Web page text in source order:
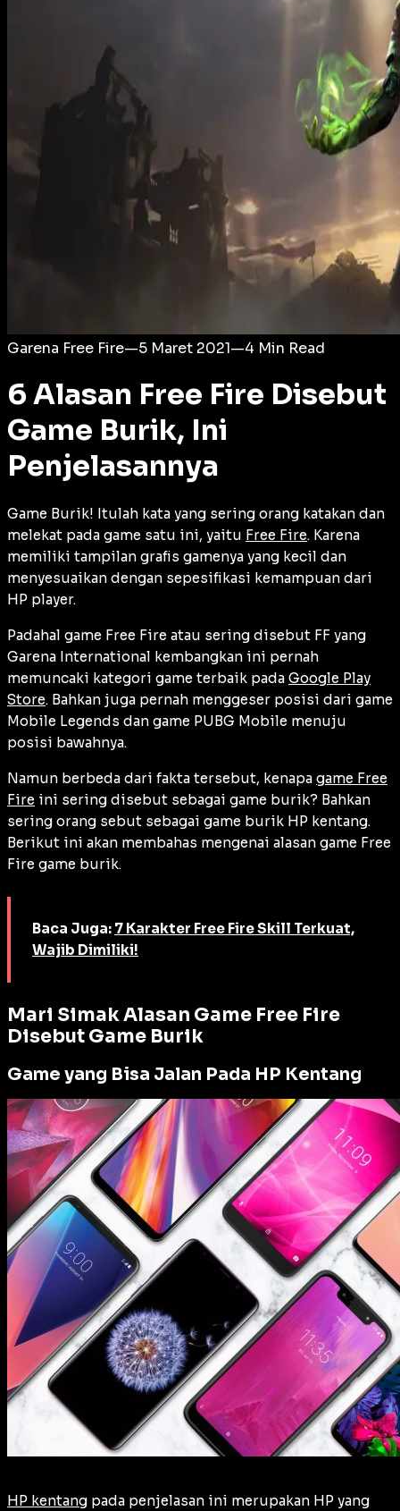
Garena Free Fire—5 Maret 2021—4 Min Read
6 Alasan Free Fire Disebut
Game Burik, Ini
Penjelasannya
Game Burik! Itulah kata yang sering orang katakan dan
melekat pada game satu ini, yaitu Free Fire. Karena
memiliki tampilan grafis gamenya yang kecil dan
menyesuaikan dengan sepesifikasi kemampuan dari
HP player.
Padahal game Free Fire atau sering disebut FF yang
Garena International kembangkan ini pernah
memuncaki kategori game terbaik pada Google Play
Store. Bahkan juga pernah menggeser posisi dari game
Mobile Legends dan game PUBG Mobile menuju
posisi bawahnya.
Namun berbeda dari fakta tersebut, kenapa game Free
Fire ini sering disebut sebagai game burik? Bahkan
sering orang sebut sebagai game burik HP kentang.
Berikut ini akan membahas mengenai alasan game Free
Fire game burik.
Baca Juga: 7 Karakter Free Fire Skill Terkuat,
Wajib Dimiliki!
Mari Simak Alasan Game Free Fire
Disebut Game Burik
Game yang Bisa Jalan Pada HP Kentang
HP kentang pada penjelasan ini merupakan HP yang